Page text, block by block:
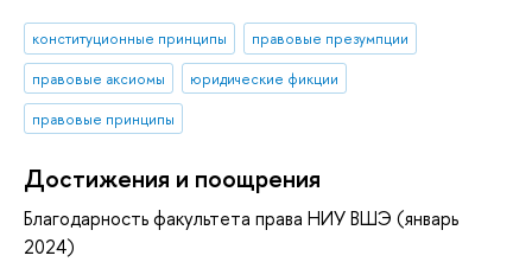
конституционные принципы
правовые презумпции
правовые аксиомы
юридические фикции
правовые принципы
Достижения и поощрения
Благодарность факультета права НИУ ВШЭ (январь
2024)